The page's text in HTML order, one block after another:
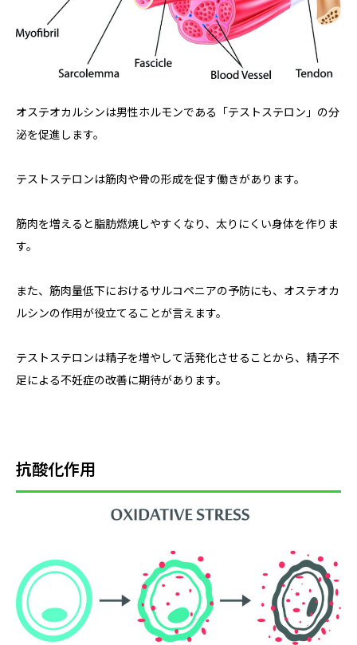
オステオカルシンは男性ホルモンである「テストステロン」の分
泌を促進します。
テストステロンは筋肉や骨の形成を促す働きがあります。
筋肉を増えると脂肪燃焼しやすくなり、太りにくい身体を作りま
す。
また、筋肉量低下におけるサルコペニアの予防にも、オステオカ
ルシンの作用が役立てることが言えます。
テストステロンは精子を増やして活発化させることから、精子不
足による不妊症の改善に期待があります。
抗酸化作用